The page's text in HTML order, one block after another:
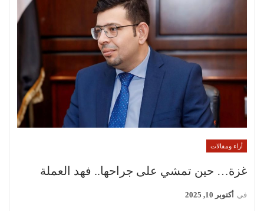
أراء ومقالات
غزة… حين تمشي على جراحها.. فهد العملة
في أكتوبر 10, 2025